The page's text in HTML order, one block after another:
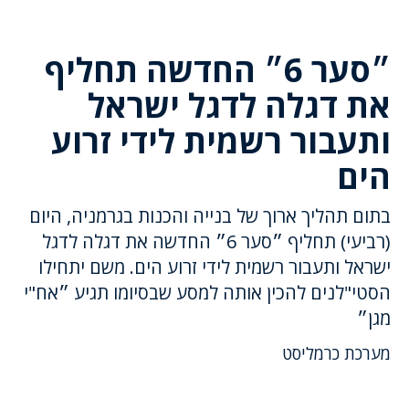
״סער 6״ החדשה תחליף
את דגלה לדגל ישראל
ותעבור רשמית לידי זרוע
הים
בתום תהליך ארוך של בנייה והכנות בגרמניה, היום
(רביעי) תחליף ״סער 6״ החדשה את דגלה לדגל
ישראל ותעבור רשמית לידי זרוע הים. משם יתחילו
הסטי"לנים להכין אותה למסע שבסיומו תגיע ״אח"י
מגן״
מערכת כרמליסט